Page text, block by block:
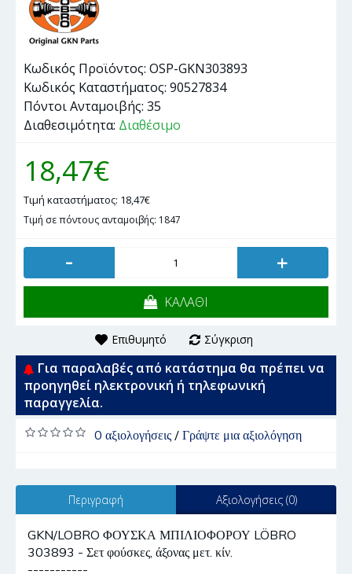
Κωδικός Προϊόντος: OSP-GKN303893
Κωδικός Καταστήματος: 90527834
Πόντοι Ανταμοιβής: 35
Διαθεσιμότητα: Διαθέσιμο
18,47€
Τιμή καταστήματος: 18,47€
Τιμή σε πόντους ανταμοιβής: 1847
- +
ΚΑΛΑΘΙ
Επιθυμητό Σύγκριση
Για παραλαβές από κατάστημα θα πρέπει να
προηγηθεί ηλεκτρονική ή τηλεφωνική
παραγγελία.
0 αξιολογήσεις/ Γράψτε μια αξιολόγηση
Περιγραφή Αξιολογήσεις (0)
GKN/LOBRO ΦΟΥΣΚΑ ΜΠΙΛΙΟΦΟΡΟΥ LÖBRO
303893 - Σετ φούσκες, άξονας μετ. κίν.
-----------